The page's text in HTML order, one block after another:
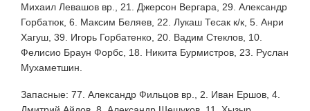
Михаил Левашов вр., 21. Джерсон Вергара, 29. Александр
Горбатюк, 6. Максим Беляев, 22. Лукаш Тесак к/к, 5. Анри
Хагуш, 39. Игорь Горбатенко, 20. Вадим Стеклов, 10.
Фелисио Браун Форбс, 18. Никита Бурмистров, 23. Руслан
Мухаметшин.
Запасные: 77. Александр Фильцов вр., 2. Иван Ершов, 4.